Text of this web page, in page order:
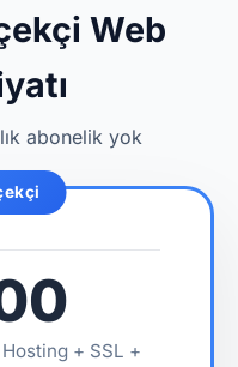
Web
abonelik yok
+ SSL +